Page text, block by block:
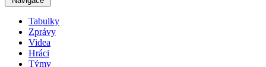
Tabulky
Zprávy
Videa
Hráci
Týmy